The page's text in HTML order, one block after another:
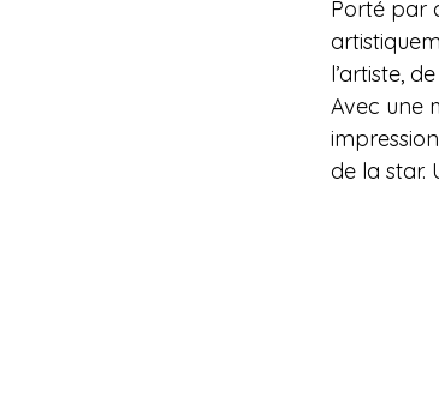
Porté par
l’artiste,
Avec une
de la star.